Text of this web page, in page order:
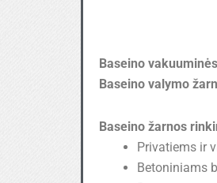
Baseino
Baseino valymo
Baseino žarnos
Privatiems ir
Betoniniams